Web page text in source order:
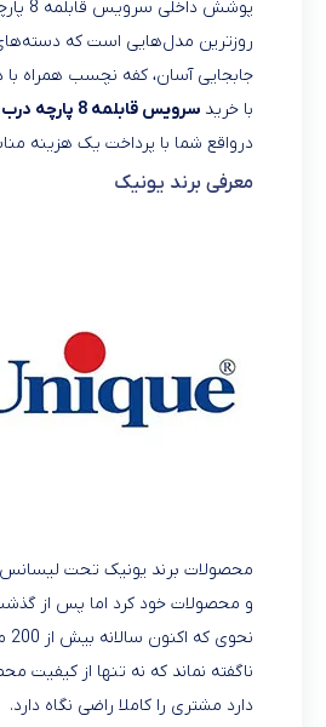
روزترین مدل‌هایی است که
جابجایی آسان، کفه نچسب همراه با درب سیلیکونی
با خرید سرویس قابلمه 8 پارچه درب سیلیکون یونیک مدل دیاموند
در‌واقع شما با پرداخت یک هزینه
معرفی برند یونیک
محصولات برند یونیک تحت لیسانس
و محصولات خود کرد اما پس از
نحوی که اکنون سالانه بیش از 200 محصول جدید تولید و روانه بازار می‌کند.
ناگفته نماند که نه تنها از
دارد مشتری را کاملا راضی نگاه دارد.